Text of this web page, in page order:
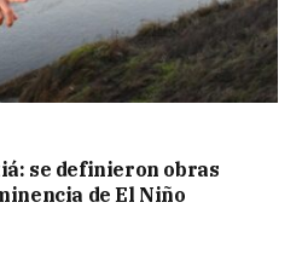
se definieron obras
de El Niño